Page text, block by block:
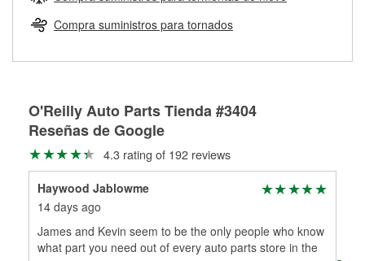
Herramientas de O'Reilly
pueden ser reutilizados, podemos ayudarte a encontrar las
partes de reemplazo correctas para tu reparación.
Rectificación de tambores y discos de freno
Compra suministros para tornados
O'Reilly Auto Parts Tienda #3404
Reseñas de Google
4.3 rating of 192 reviews
Haywood Jablowme
14 days ago
James and Kevin seem to be the only people who know
what part you need out of every auto parts store in the